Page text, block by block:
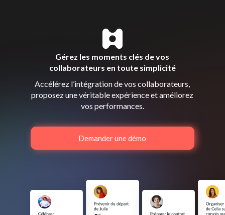
Gérez les moments clés de vos
collaborateurs en toute simplicité
Accélérez l’intégration de vos collaborateurs,
proposez une véritable expérience et améliorez
vos performances.
Demander une démo